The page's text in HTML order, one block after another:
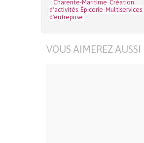
: Charente-Maritime Création
d'activités Épicerie Multiservices
d'entreprise
VOUS AIMEREZ AUSSI